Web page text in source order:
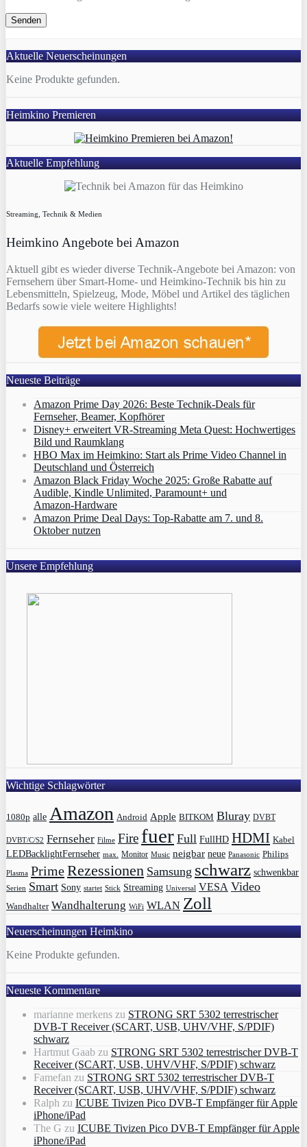
Aktuelle Neuerscheinungen
Keine Produkte gefunden.
Heimkino Premieren
Aktuelle Empfehlung
Streaming, Technik & Medien
Heimkino Angebote bei Amazon
Aktuell gibt es wieder diverse Technik-Angebote bei Amazon: von
Fernsehern über Smart-Home- und Heimkino-Technik bis hin zu
Lebensmitteln, Spielzeug, Mode, Möbel und Artikel des täglichen
Bedarfs sowie viele weitere Highlights!
Neueste Beiträge
Amazon Prime Day 2026: Beste Technik-Deals für
Fernseher, Beamer, Kopfhörer
Disney+ erweitert VR‑Streaming Meta Quest: Hochwertiges
Bild und Raumklang
HBO Max im Heimkino: Start als Prime Video Channel in
Deutschland und Österreich
Amazon Black Friday Woche 2025: Große Rabatte auf
Audible, Kindle Unlimited, Paramount+ und
Amazon‑Hardware
Amazon Prime Deal Days: Top-Rabatte am 7. und 8.
Oktober nutzen
Unsere Empfehlung
Wichtige Schlagwörter
1080p alle Amazon Android Apple BITKOM Bluray DVBT
DVBT/C/S2 Fernseher Filme Fire fuer Full FullHD HDMI Kabel
LEDBacklightFernseher max. Monitor Music neigbar neue Panasonic Philips
Plasma PrimeRezessionen Samsung schwarz schwenkbar
Serien Smart Sony startet Stick Streaming Universal VESA Video
Wandhalter Wandhalterung WiFi WLAN Zoll
Neuerscheinungen Heimkino
Keine Produkte gefunden.
Neueste Kommentare
marianne merkens zu STRONG SRT 5302 terrestrischer
DVB-T Receiver (SCART, USB, UHV/VHF, S/PDIF)
schwarz
Hartmut Gaab zu STRONG SRT 5302 terrestrischer DVB-T
Receiver (SCART, USB, UHV/VHF, S/PDIF) schwarz
Famefan zu STRONG SRT 5302 terrestrischer DVB-T
Receiver (SCART, USB, UHV/VHF, S/PDIF) schwarz
Ralph zu ICUBE Tivizen Pico DVB-T Empfänger für Apple
iPhone/iPad
The G zu ICUBE Tivizen Pico DVB-T Empfänger für Apple
iPhone/iPad